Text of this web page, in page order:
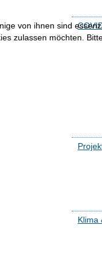
Klima
von ihnen sind
zulassen möchten.